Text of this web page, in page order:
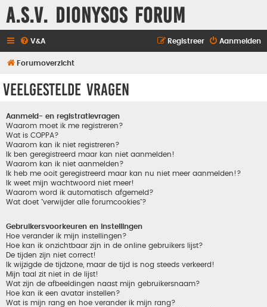
A.S.V. Dionysos Forum
V&A Aanmelden
Registreer
Forumoverzicht
Veelgestelde vragen
Aanmeld- en registratievragen
Waarom moet ik me registreren?
Wat is COPPA?
Waarom kan ik niet registreren?
Ik ben geregistreerd maar kan niet aanmelden!
Waarom kan ik niet aanmelden?
Ik heb me ooit geregistreerd maar kan nu niet meer aanmelden!?
Ik weet mijn wachtwoord niet meer!
Waarom word ik automatisch afgemeld?
Wat doet "verwijder alle forumcookies"?
Gebruikersvoorkeuren en instellingen
Hoe verander ik mijn instellingen?
Hoe kan ik onzichtbaar zijn in de online gebruikers lijst?
De tijden zijn niet correct!
Ik wijzigde de tijdzone, maar de tijd is nog steeds verkeerd!
Mijn taal zit niet in de lijst!
Wat zijn de afbeeldingen naast mijn gebruikersnaam?
Hoe kan ik een avatar instellen?
Wat is mijn rang en hoe verander ik mijn rang?